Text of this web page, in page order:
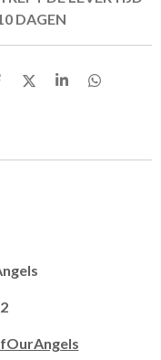
DAGEN
D
S
D